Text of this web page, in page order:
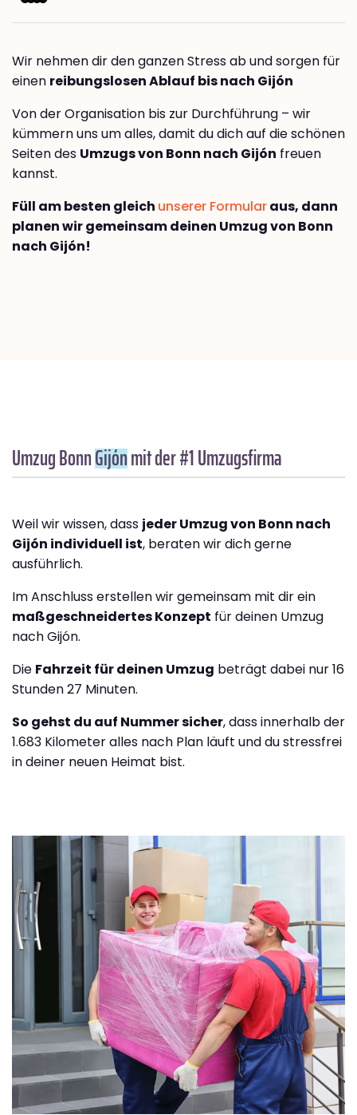
Wir nehmen dir den ganzen Stress ab und sorgen für
einen reibungslosen Ablauf bis nach Gijón
Von der Organisation bis zur Durchführung – wir
kümmern uns um alles, damit du dich auf die schönen
Seiten des Umzugs von Bonn nach Gijón freuen
kannst.
Füll am besten gleich unserer Formularaus, dann
planen wir gemeinsam deinen Umzug von Bonn
nach Gijón!
Umzug BonnGijónmit der #1 Umzugsfirma
Weil wir wissen, dass jeder Umzug von Bonn nach
Gijón individuell ist, beraten wir dich gerne
ausführlich.
Im Anschluss erstellen wir gemeinsam mit dir ein
maßgeschneidertes Konzept für deinen Umzug
nach Gijón.
Die Fahrzeit für deinen Umzug beträgt dabei nur 16
Stunden 27 Minuten.
So gehst du auf Nummer sicher, dass innerhalb der
1.683 Kilometer alles nach Plan läuft und du stressfrei
in deiner neuen Heimat bist.